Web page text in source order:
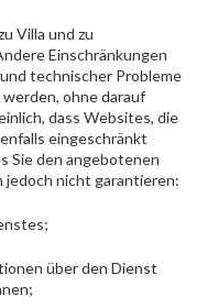
Villa und zu
Einschränkungen
technischer Probleme
ohne darauf
dass Websites, die
eingeschränkt
Sie den angebotenen
jedoch nicht garantieren:
über den Dienst